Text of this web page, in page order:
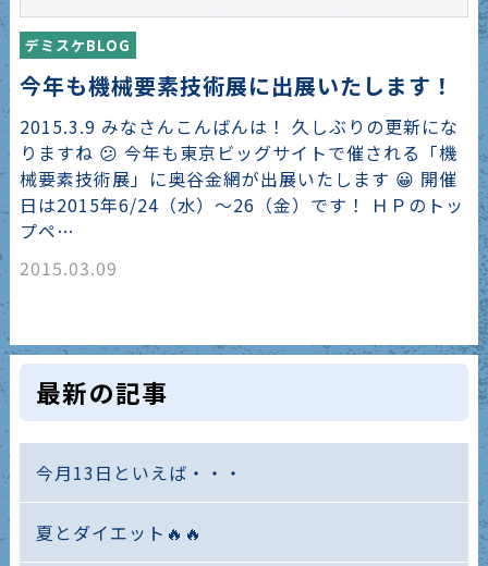
デミスケBLOG
今年も機械要素技術展に出展いたします！
2015.3.9 みなさんこんばんは！ 久しぶりの更新にな
りますね 😕 今年も東京ビッグサイトで催される「機
械要素技術展」に奥谷金網が出展いたします 😀 開催
日は2015年6/24（水）～26（金）です！ ＨＰのトッ
プペ…
2015.03.09
最新の記事
今月13日といえば・・・
夏とダイエット🔥🔥